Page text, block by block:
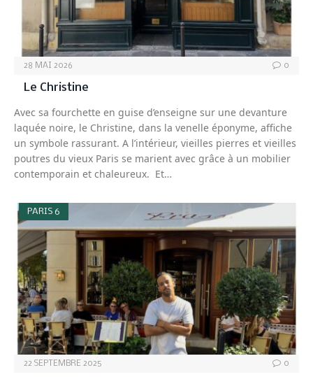
28 MAI 2026 0
Le Christine
Avec sa fourchette en guise d’enseigne sur une devanture
laquée noire, le Christine, dans la venelle éponyme, affiche
un symbole rassurant. A l’intérieur, vieilles pierres et vieilles
poutres du vieux Paris se marient avec grâce à un mobilier
contemporain et chaleureux. Et…
PARIS 6
22 SEPTEMBRE 2025 0